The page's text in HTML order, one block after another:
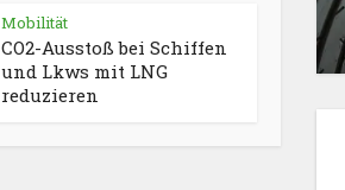
Mobilität
CO2-Ausstoß bei Schiffen
und Lkws mit LNG
reduzieren